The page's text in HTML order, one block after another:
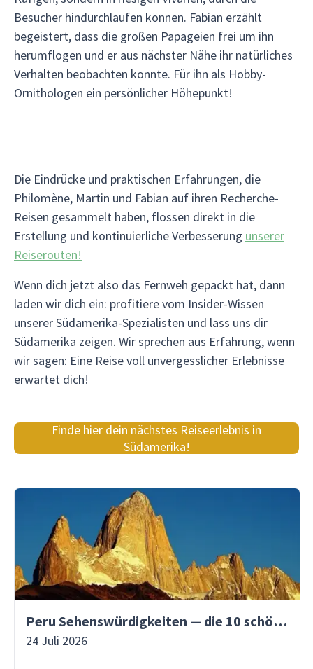
Besucher hindurchlaufen können. Fabian erzählt
begeistert, dass die großen Papageien frei um ihn
herumflogen und er aus nächster Nähe ihr natürliches
Verhalten beobachten konnte. Für ihn als Hobby-
Ornithologen ein persönlicher Höhepunkt!
Die Eindrücke und praktischen Erfahrungen, die
Philomène, Martin und Fabian auf ihren Recherche-
Reisen gesammelt haben, flossen direkt in die
Erstellung und kontinuierliche Verbesserung unserer
Reiserouten!
Wenn dich jetzt also das Fernweh gepackt hat, dann
laden wir dich ein: profitiere vom Insider-Wissen
unserer Südamerika-Spezialisten und lass uns dir
Südamerika zeigen. Wir sprechen aus Erfahrung, wenn
wir sagen: Eine Reise voll unvergesslicher Erlebnisse
erwartet dich!
Finde hier dein nächstes Reiseerlebnis in
Südamerika!
Peru Sehenswürdigkeiten — die 10 schönsten Orte
24 Juli 2026